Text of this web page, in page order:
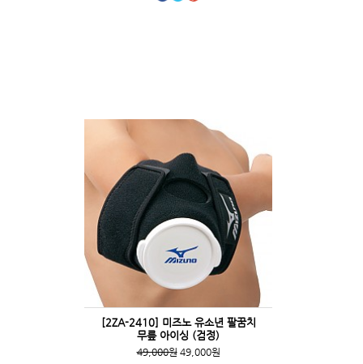
[2ZA-2410] 미즈노 유소년 팔꿈치
무릎 아이싱 (검정)
49,000원49,000원